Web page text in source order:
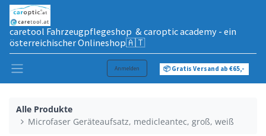
caretool Fahrzeugpflegeshop & caroptic academy - ein
österreichischer Onlineshop🇦🇹
Anmelden 📦 Gratis Versand ab €65,-
Alle Produkte
Microfaser Geräteaufsatz, medicleantec, groß, weiß